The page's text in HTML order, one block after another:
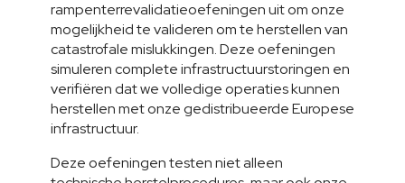
rampenterrevalidatieoefeningen uit om onze
mogelijkheid te valideren om te herstellen van
catastrofale mislukkingen. Deze oefeningen
simuleren complete infrastructuurstoringen en
verifiëren dat we volledige operaties kunnen
herstellen met onze gedistribueerde Europese
infrastructuur.
Deze oefeningen testen niet alleen